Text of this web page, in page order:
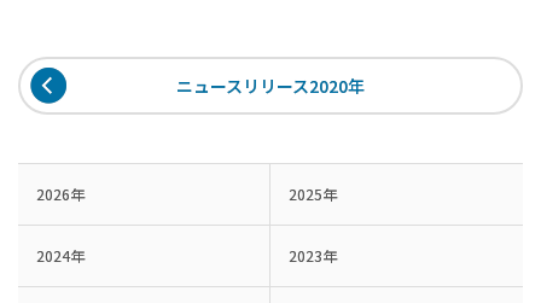
ニュースリリース2020年
2026年 2025年
2024年 2023年